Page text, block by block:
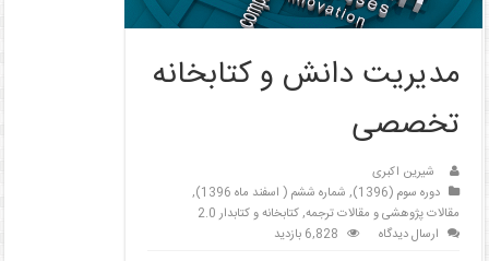
مدیریت دانش و کتابخانه
تخصصی
شیرین اکبری
دوره سوم (1396)
, شماره ششم ( اسفند ماه 1396)
,
مقالات پژوهشی و مقالات ترجمه,کتابخانه و کتابدار 2.0
ارسال دیدگاه
6,828 بازدید